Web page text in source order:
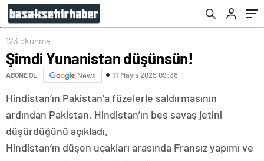
123 okunma
Şimdi Yunanistan düşünsün!
ABONE OL News 11 Mayıs 2025 09:38
Hindistan’ın Pakistan’a füzelerle saldırmasının
ardından Pakistan, Hindistan’ın beş savaş jetini
düşürdüğünü açıkladı.
Hindistan’ın düşen uçakları arasında Fransız yapımı ve